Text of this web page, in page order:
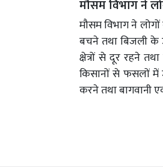
मौसम विभाग ने
मौसम विभाग ने
बचने तथा बिजली के
क्षेत्रों से दूर रहने
किसानों से फसलों में
करने तथा बागवानी